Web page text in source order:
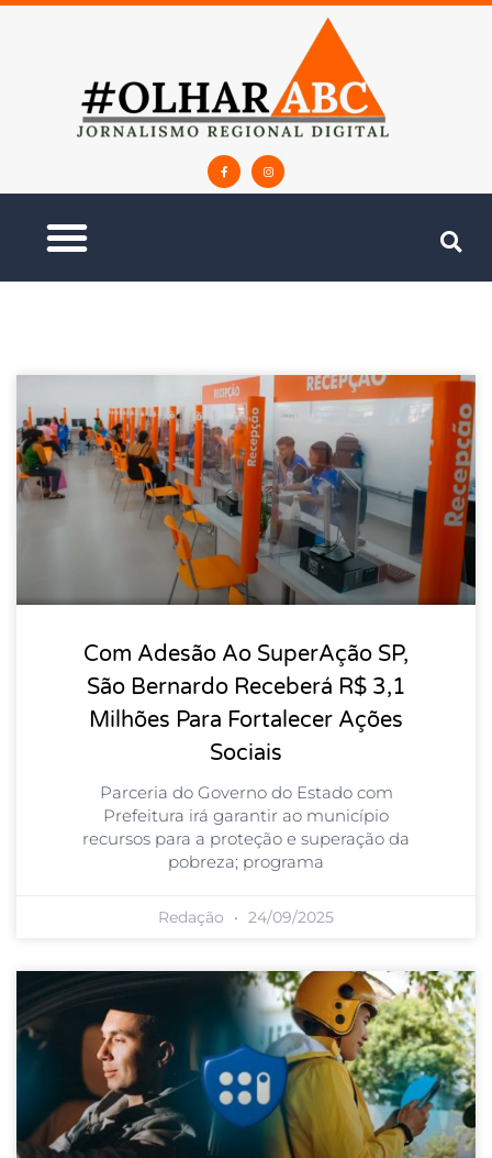
Com Adesão Ao SuperAção SP,
São Bernardo Receberá R$ 3,1
Milhões Para Fortalecer Ações
Sociais
Parceria do Governo do Estado com
Prefeitura irá garantir ao município
recursos para a proteção e superação da
pobreza; programa
Redação 24/09/2025